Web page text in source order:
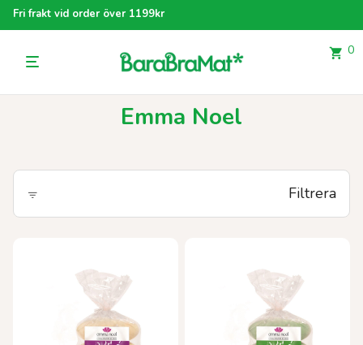
Fri frakt vid order över 1199kr
0
Emma Noel
Filtrera